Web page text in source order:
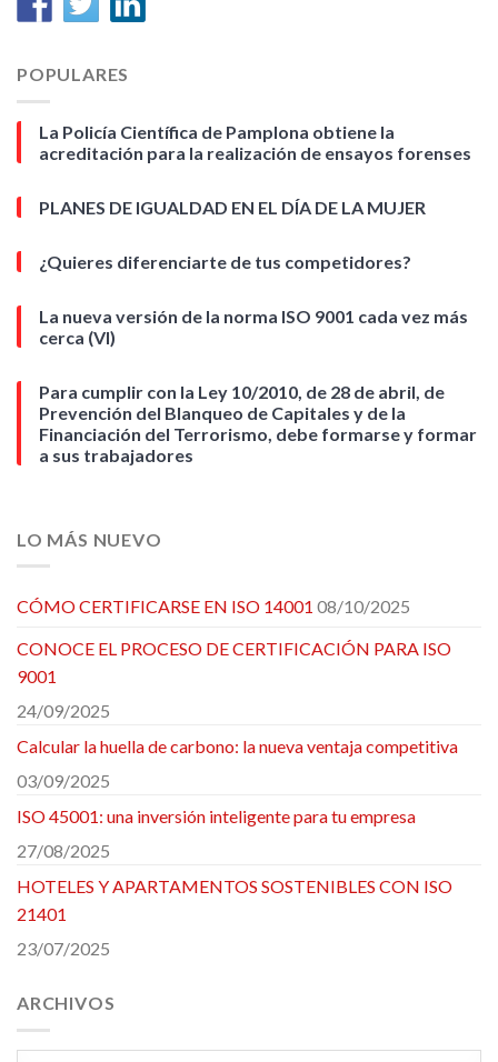
POPULARES
La Policía Científica de Pamplona obtiene la
acreditación para la realización de ensayos forenses
PLANES DE IGUALDAD EN EL DÍA DE LA MUJER
¿Quieres diferenciarte de tus competidores?
La nueva versión de la norma ISO 9001 cada vez más
cerca (VI)
Para cumplir con la Ley 10/2010, de 28 de abril, de
Prevención del Blanqueo de Capitales y de la
Financiación del Terrorismo, debe formarse y formar
a sus trabajadores
LO MÁS NUEVO
CÓMO CERTIFICARSE EN ISO 14001 08/10/2025
CONOCE EL PROCESO DE CERTIFICACIÓN PARA ISO
9001
24/09/2025
Calcular la huella de carbono: la nueva ventaja competitiva
03/09/2025
ISO 45001: una inversión inteligente para tu empresa
27/08/2025
HOTELES Y APARTAMENTOS SOSTENIBLES CON ISO
21401
23/07/2025
ARCHIVOS